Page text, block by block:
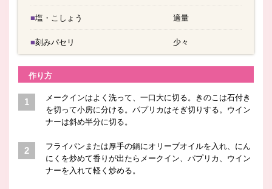
■塩・こしょう 適量
■刻みパセリ 少々
作り方
メークインはよく洗って、一口大に切る。きのこは石付き
を切って小房に分ける。パプリカはそぎ切りする。ウイン
ナーは斜め半分に切る。
フライパンまたは厚手の鍋にオリーブオイルを入れ、にん
にくを炒めて香りが出たらメークイン、パプリカ、ウイン
ナーを入れて軽く炒める。